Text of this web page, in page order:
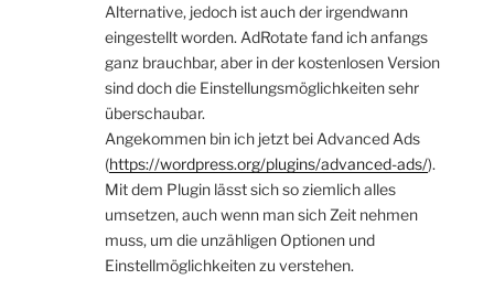
Alternative, jedoch ist auch der irgendwann
eingestellt worden. AdRotate fand ich anfangs
ganz brauchbar, aber in der kostenlosen Version
sind doch die Einstellungsmöglichkeiten sehr
überschaubar.
Angekommen bin ich jetzt bei Advanced Ads
(https://wordpress.org/plugins/advanced-ads/).
Mit dem Plugin lässt sich so ziemlich alles
umsetzen, auch wenn man sich Zeit nehmen
muss, um die unzähligen Optionen und
Einstellmöglichkeiten zu verstehen.